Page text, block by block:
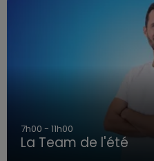
7h00 - 11h00
La Team de l'été